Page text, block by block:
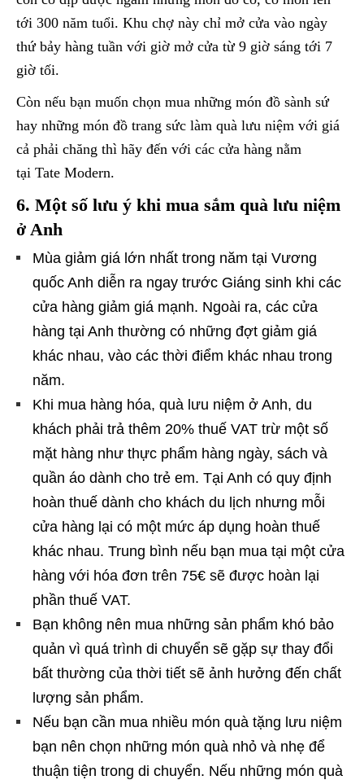
tới 300 năm tuổi. Khu chợ này chỉ mở cửa vào ngày
thứ bảy hàng tuần với giờ mở cửa từ 9 giờ sáng tới 7
giờ tối.
Còn nếu bạn muốn chọn mua những món đồ sành sứ
hay những món đồ trang sức làm quà lưu niệm với giá
cả phải chăng thì hãy đến với các cửa hàng nằm
tại Tate Modern.
6. Một số lưu ý khi mua sắm quà lưu niệm
ở Anh
Mùa giảm giá lớn nhất trong năm tại Vương
quốc Anh diễn ra ngay trước Giáng sinh khi các
cửa hàng giảm giá mạnh. Ngoài ra, các cửa
hàng tại Anh thường có những đợt giảm giá
khác nhau, vào các thời điểm khác nhau trong
năm.
Khi mua hàng hóa, quà lưu niệm ở Anh, du
khách phải trả thêm 20% thuế VAT trừ một số
mặt hàng như thực phẩm hàng ngày, sách và
quần áo dành cho trẻ em. Tại Anh có quy định
hoàn thuế dành cho khách du lịch nhưng mỗi
cửa hàng lại có một mức áp dụng hoàn thuế
khác nhau. Trung bình nếu bạn mua tại một cửa
hàng với hóa đơn trên 75€ sẽ được hoàn lại
phần thuế VAT.
Bạn không nên mua những sản phẩm khó bảo
quản vì quá trình di chuyển sẽ gặp sự thay đổi
bất thường của thời tiết sẽ ảnh hưởng đến chất
lượng sản phẩm.
Nếu bạn cần mua nhiều món quà tặng lưu niệm
bạn nên chọn những món quà nhỏ và nhẹ để
thuận tiện trong di chuyển. Nếu những món quà